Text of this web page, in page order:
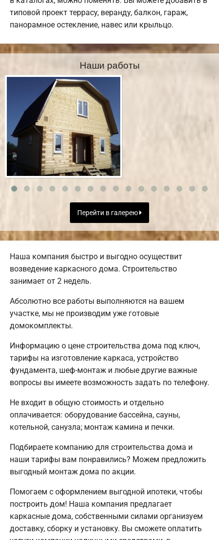
типовой проект террасу, веранду, балкон, гараж,
панорамное остекление, навес или крыльцо.
Наши работы
Перейти в галерею
Наша компания быстро и выгодно осуществит
возведение каркасного дома. Строительство
занимает от 2 недель.
Абсолютно все работы выполняются на вашем
участке, мы не производим уже готовые
домокомплекты.
Информацию о цене строительства дома под ключ,
тарифы на изготовление каркаса, устройство
фундамента, шеф-монтаж и любые другие важные
вопросы вы имеете возможность задать по телефону.
Не входит в общую стоимость и отдельно
оплачивается: оборудование бассейна, сауны,
котельной, санузла; монтаж камина и печки.
Подбираете компанию для строительства дома и
наши тарифы вам понравились? Можем предложить
выгодный монтаж дома по акции.
Помогаем с оформлением выгодной ипотеки, чтобы
построить дом! Наша компания предлагает
каркасные дома, собственными силами организуем
доставку, сборку и установку. Вы сможете оплатить